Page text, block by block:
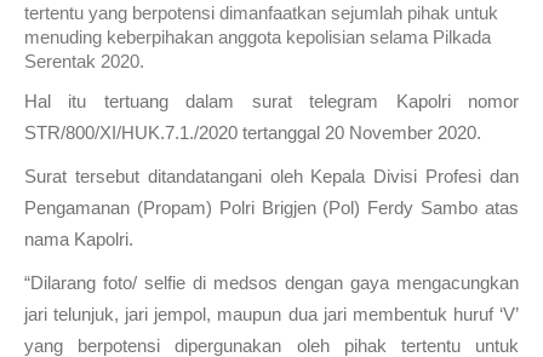
tertentu yang berpotensi dimanfaatkan sejumlah pihak untuk
menuding keberpihakan anggota kepolisian selama Pilkada
Serentak 2020.
Hal itu tertuang dalam surat telegram Kapolri nomor
STR/800/XI/HUK.7.1./2020 tertanggal 20 November 2020.
Surat tersebut ditandatangani oleh Kepala Divisi Profesi dan
Pengamanan (Propam) Polri Brigjen (Pol) Ferdy Sambo atas
nama Kapolri.
“Dilarang foto/ selfie di medsos dengan gaya mengacungkan
jari telunjuk, jari jempol, maupun dua jari membentuk huruf ‘V’
yang berpotensi dipergunakan oleh pihak tertentu untuk